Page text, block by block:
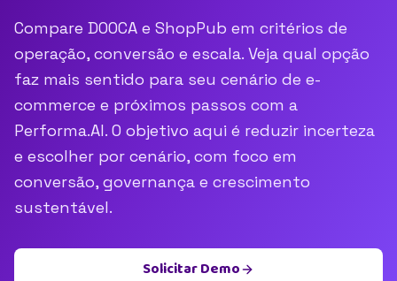
Compare DOOCA e ShopPub em critérios de
operação, conversão e escala. Veja qual opção
faz mais sentido para seu cenário de e-
commerce e próximos passos com a
Performa.AI. O objetivo aqui é reduzir incerteza
e escolher por cenário, com foco em
conversão, governança e crescimento
sustentável.
Solicitar Demo